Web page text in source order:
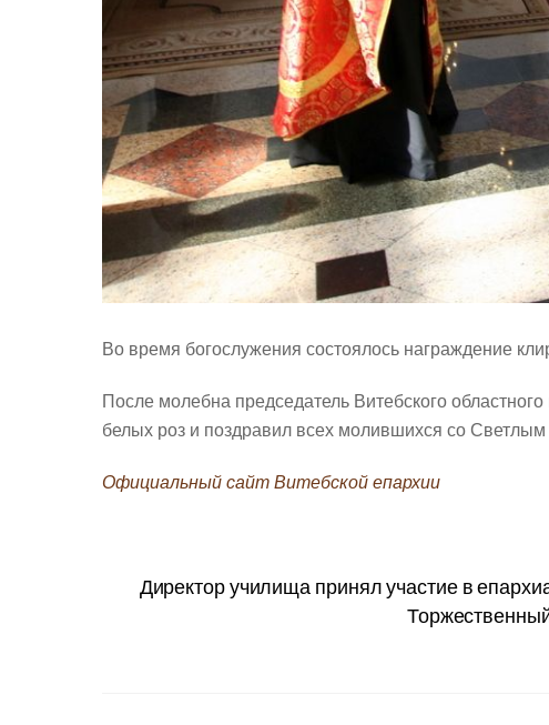
Во время богослужения состоялось награждение
После молебна председатель Витебского
белых роз и поздравил всех молившихся со
Официальный сайт Витебской епархии
Директор училища принял участие в